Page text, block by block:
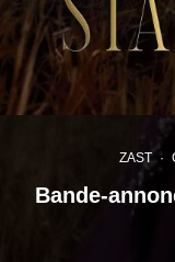
ZAST ·
Bande-